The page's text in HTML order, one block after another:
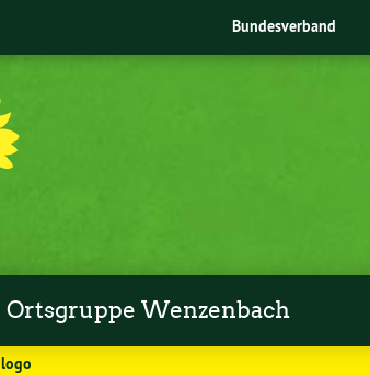
Bundesverband
Ortsgruppe Wenzenbach
logo